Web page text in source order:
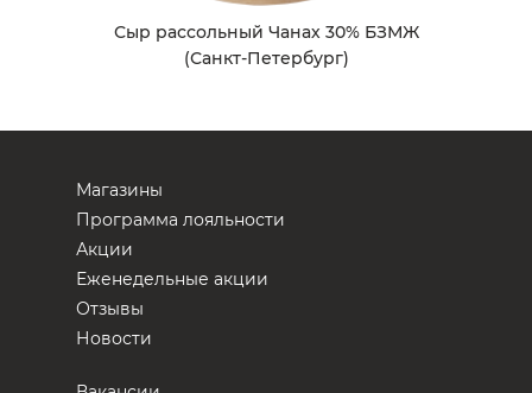
Сыр рассольный Чанах 30% БЗМЖ
(Санкт-Петербург)
Магазины
Программа лояльности
Акции
Еженедельные акции
Отзывы
Новости